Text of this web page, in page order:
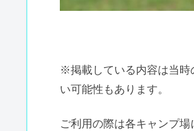
※掲載している内容は当時
い可能性もあります。
ご利用の際は各キャンプ場